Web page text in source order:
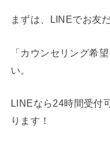
まずは、LINEでお友
「カウンセリング希
い。
LINEなら24時間受付
ります！